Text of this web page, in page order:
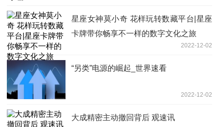
星座女神莫小奇 花样玩转数藏平台|星座
卡牌带你畅享不一样的数字文化之旅
2022-12-02
“另类”电源的崛起_世界速看
2022-12-02
大成精密主动撤回背后 观速讯